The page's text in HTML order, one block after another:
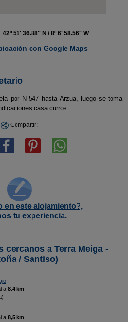
42º 51' 36.88'' N / 8º 6' 58.56'' W
con Google Maps
por N-547 hasta Arzua, luego se toma
casa curros.
Compartir:
en este alojamiento?,
tu experiencia.
cercanos a Terra Meiga -
/ Santiso)
a 8,4 km
a 8,5 km